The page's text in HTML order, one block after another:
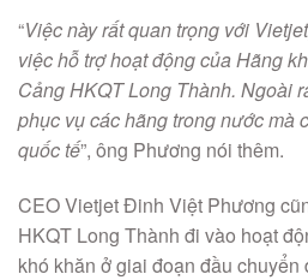
“Việc này rất quan trọng với
việc hỗ trợ hoạt động của Hãng
Cảng HKQT Long Thành. Ngoài
phục vụ các hãng trong nước mà
quốc tế”, ông Phương nói thêm.
CEO Vietjet Đinh Việt Phương
HKQT Long Thành đi vào hoạt
khó khăn ở giai đoạn đầu chuyển